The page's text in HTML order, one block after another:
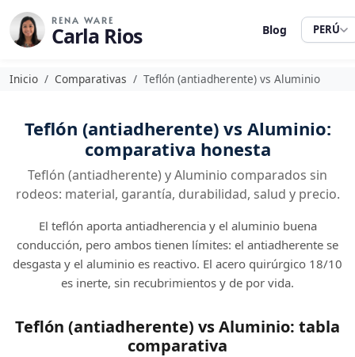
RENA WARE
Carla Rios Blog PERÚ
Inicio Comparativas Teflón (antiadherente) vs Aluminio
Teflón (antiadherente) vs Aluminio:
comparativa honesta
Teflón (antiadherente) y Aluminio comparados sin
rodeos: material, garantía, durabilidad, salud y precio.
El teflón aporta antiadherencia y el aluminio buena
conducción, pero ambos tienen límites: el antiadherente se
desgasta y el aluminio es reactivo. El acero quirúrgico 18/10
es inerte, sin recubrimientos y de por vida.
Teflón (antiadherente) vs Aluminio: tabla
comparativa